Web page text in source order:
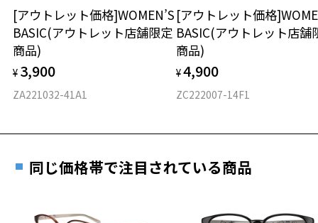
仕上がり寸法
D 仕上がりの横幅：約142mm
E 仕上がりの縦幅：約33mm
15.8g
※着脱式サングラス：デモレンズ、アタッチメント込みの重さ
安心2 視力測定無料
視力の変化を早めに発見するために、定期的な視
力測定をおすすめいたします。
安心3 かかり具合調整無料
す。
オンラインストアでフレームのみ購入して、
実店舗で度付きにできます
ご購入時に「レンズ交換券」をお選びいただくと、実店舗で
度数を測定のうえ、度付きレンズ（標準セットレンズ）へ無
料交換いただけます。
実店舗で度数を測定いただけます
お近くのZoff実店舗にて度数を測定いただけます（無料）。
その際は記入用紙をダウンロードしてお使いください。
[アウトレット価格]WOMEN’S
BASIC(アウトレット店舗限定
商品)
¥ 3,900
ZA221032-41A1
[アウトレット価格
BASIC(アウトレット店舗
商品)
¥4,900
ZC222007-14F1
同じ価格帯で注目されている商品